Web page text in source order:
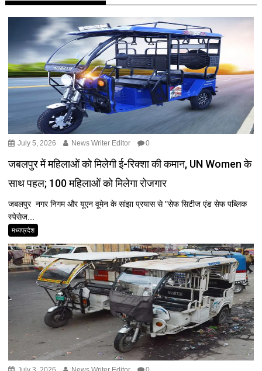
July 5, 2026 News Writer Editor 0
जबलपुर में महिलाओं को मिलेगी ई-रिक्शा की कमान, UN Women के
साथ पहल; 100 महिलाओं को मिलेगा रोजगार
जबलपुर नगर निगम और यूएन वूमेन के सांझा प्रयास से "सेफ सिटीज एंड सेफ पब्लिक
स्पेसेज...
मध्यप्रदेश